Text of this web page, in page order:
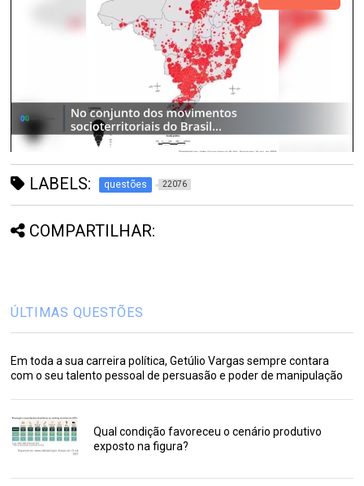
LABELS: questões 22076
COMPARTILHAR:
ÚLTIMAS QUESTÕES
Em toda a sua carreira política, Getúlio Vargas sempre contara
com o seu talento pessoal de persuasão e poder de manipulação
Qual condição favoreceu o cenário produtivo
exposto na figura?